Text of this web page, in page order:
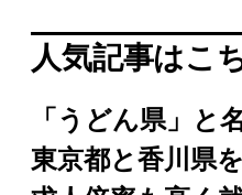
人気記事はこ
「うどん県」と
東京都と香川県